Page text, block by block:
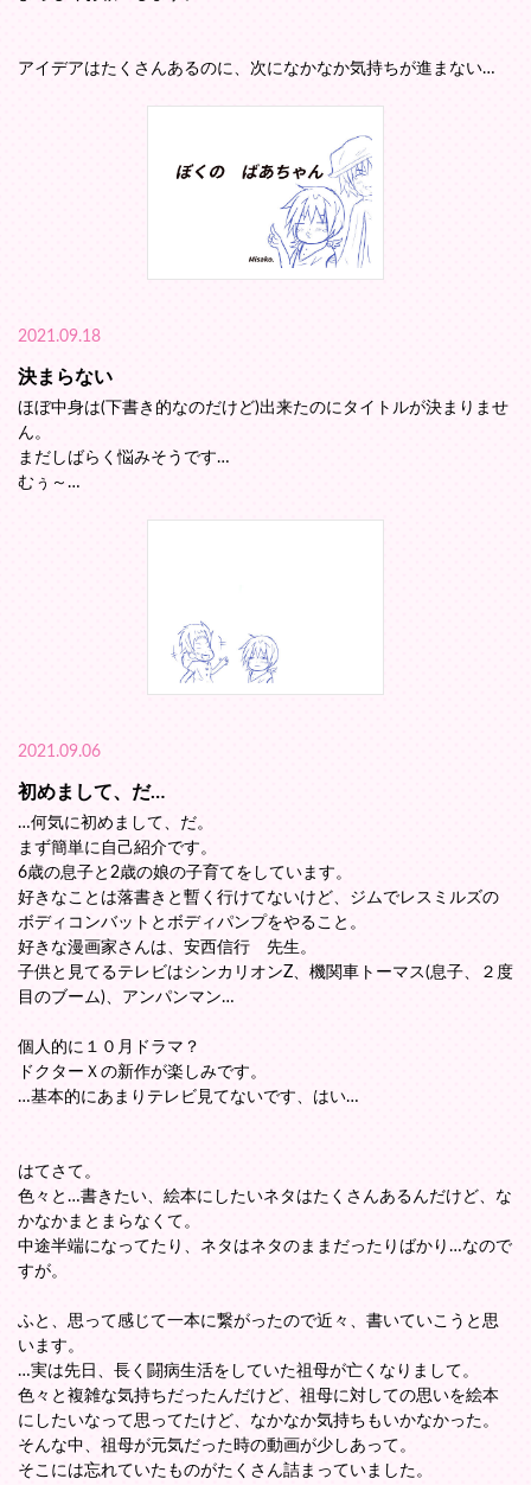
アイデアはたくさんあるのに、次になかなか気持ちが進まない…
2021.09.18
決まらない
ほぼ中身は(下書き的なのだけど)出来たのにタイトルが決まりませ
ん。
まだしばらく悩みそうです…
むぅ～…
2021.09.06
初めまして、だ…
…何気に初めまして、だ。
まず簡単に自己紹介です。
6歳の息子と2歳の娘の子育てをしています。
好きなことは落書きと暫く行けてないけど、ジムでレスミルズの
ボディコンバットとボディパンプをやること。
好きな漫画家さんは、安西信行 先生。
子供と見てるテレビはシンカリオンZ、機関車トーマス(息子、２度
目のブーム)、アンパンマン…
個人的に１０月ドラマ？
ドクターＸの新作が楽しみです。
…基本的にあまりテレビ見てないです、はい…
はてさて。
色々と…書きたい、絵本にしたいネタはたくさんあるんだけど、な
かなかまとまらなくて。
中途半端になってたり、ネタはネタのままだったりばかり…なので
すが。
ふと、思って感じて一本に繋がったので近々、書いていこうと思
います。
…実は先日、長く闘病生活をしていた祖母が亡くなりまして。
色々と複雑な気持ちだったんだけど、祖母に対しての思いを絵本
にしたいなって思ってたけど、なかなか気持ちもいかなかった。
そんな中、祖母が元気だった時の動画が少しあって。
そこには忘れていたものがたくさん詰まっていました。